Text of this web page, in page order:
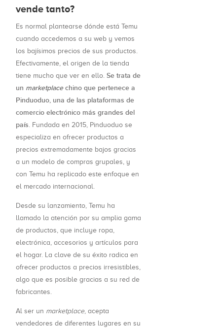
vende tanto?
Es normal plantearse dónde está Temu
cuando accedemos a su web y vemos
los bajísimos precios de sus productos.
Efectivamente, el origen de la tienda
tiene mucho que ver en ello. Se trata de
un marketplacechino que pertenece a
Pinduoduo, una de las plataformas de
comercio electrónico más grandes del
país. Fundada en 2015, Pinduoduo se
especializa en ofrecer productos a
precios extremadamente bajos gracias
a un modelo de compras grupales, y
con Temu ha replicado este enfoque en
el mercado internacional.
Desde su lanzamiento, Temu ha
llamado la atención por su amplia gama
de productos, que incluye ropa,
electrónica, accesorios y artículos para
el hogar. La clave de su éxito radica en
ofrecer productos a precios irresistibles,
algo que es posible gracias a su red de
fabricantes.
Al ser un marketplace, acepta
vendedores de diferentes lugares en su